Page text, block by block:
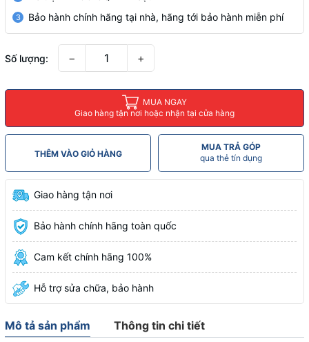
3 Bảo hành chính hãng tại nhà, hãng tới bảo hành miễn phí
Số lượng: − +
MUA NGAY
Giao hàng tận nơi hoặc nhận tại cửa hàng
THÊM VÀO GIỎ HÀNG
MUA TRẢ GÓP
qua thẻ tín dụng
Giao hàng tận nơi
Bảo hành chính hãng toàn quốc
Cam kết chính hãng 100%
Hỗ trợ sửa chữa, bảo hành
Mô tả sản phẩm Thông tin chi tiết